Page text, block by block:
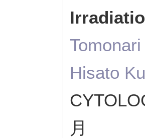
Hisato
月